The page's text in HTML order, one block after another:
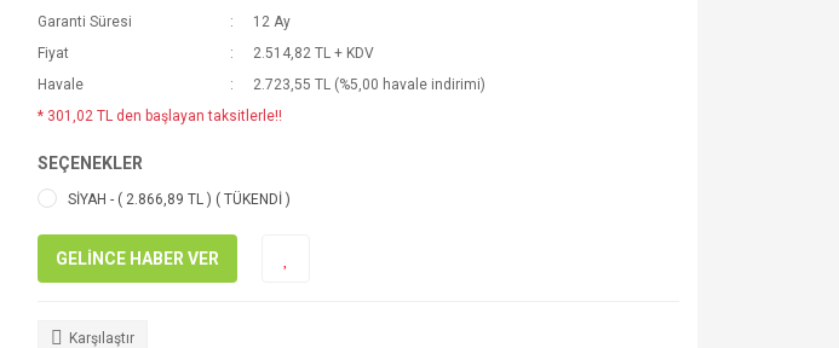
Garanti Süresi
12 Ay
Fiyat
2.514,82 TL + KDV
Havale
2.723,55 TL (%5,00 havale indirimi)
* 301,02 TL den başlayan taksitlerle!!
SEÇENEKLER
SİYAH - ( 2.866,89 TL ) ( TÜKENDİ )
GELİNCE HABER VER
Karşılaştır